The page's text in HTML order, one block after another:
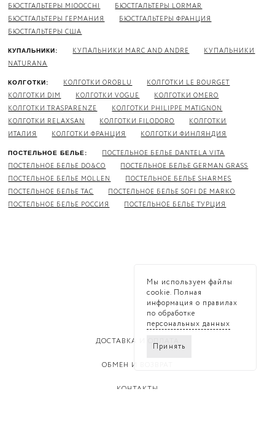
БЮСТГАЛЬТЕРЫ MIOOCCHI
БЮСТГАЛЬТЕРЫ LORMAR
БЮСТГАЛЬТЕРЫ ГЕРМАНИЯ
БЮСТГАЛЬТЕРЫ ФРАНЦИЯ
БЮСТГАЛЬТЕРЫ США
КУПАЛЬНИКИ: КУПАЛЬНИКИ MARC AND ANDRE
КУПАЛЬНИКИ
NATURANA
КОЛГОТКИ: КОЛГОТКИ OROBLU
КОЛГОТКИ LE BOURGET
КОЛГОТКИ DIM
КОЛГОТКИ VOGUE
КОЛГОТКИ OMERO
КОЛГОТКИ TRASPARENZE
КОЛГОТКИ PHILIPPE MATIGNON
КОЛГОТКИ RELAXSAN
КОЛГОТКИ FILODORO
КОЛГОТКИ
ИТАЛИЯ
КОЛГОТКИ ФРАНЦИЯ КОЛГОТКИ ФИНЛЯНДИЯ
ПОСТЕЛЬНОЕ БЕЛЬЕ:
ПОСТЕЛЬНОЕ БЕЛЬЕ DANTELA VITA
ПОСТЕЛЬНОЕ БЕЛЬЕ DO&CO
ПОСТЕЛЬНОЕ БЕЛЬЕ GERMAN GRASS
ПОСТЕЛЬНОЕ БЕЛЬЕ MOLLEN
ПОСТЕЛЬНОЕ БЕЛЬЕ SHARMES
ПОСТЕЛЬНОЕ БЕЛЬЕ TAC
ПОСТЕЛЬНОЕ БЕЛЬЕ SOFI DE MARKO
ПОСТЕЛЬНОЕ БЕЛЬЕ РОССИЯ
ПОСТЕЛЬНОЕ БЕЛЬЕ ТУРЦИЯ
ДОСТАВКА И ОПЛАТА
ОБМЕН И ВОЗВРАТ
КОНТАКТЫ
Мы используем файлы
cookie. Полная
информация о правилах
по обработке
персональных данных
Принять